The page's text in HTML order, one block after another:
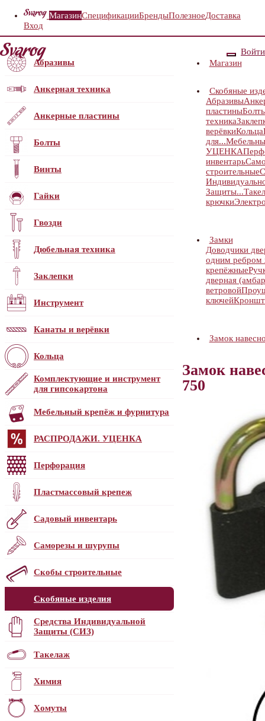
МагазинСпецификацииБрендыПолезноеДоставка
Вход
Войти
Абразивы
Анкерная техника
Анкерные пластины
Болты
Винты
Гайки
Гвозди
Дюбельная техника
Заклепки
Инструмент
Канаты и верёвки
Кольца
Комплектующие и инструмент
для гипсокартона
Мебельный крепёж и фурнитура
РАСПРОДАЖИ. УЦЕНКА
Перфорация
Пластмассовый крепеж
Садовый инвентарь
Саморезы и шурупы
Скобы строительные
Скобяные изделия
Средства Индивидуальной
Защиты (СИЗ)
Такелаж
Химия
Хомуты
Магазин
Скобяные
Абразивы
пластины
техника
верёвкиКольца
для...
УЦЕНКА
инвентарь
строительные
Защиты...
крючки
Замки
Доводчики
одним ребром
крепёжные
дверная
ветровой
ключей
Замок
Замок
750